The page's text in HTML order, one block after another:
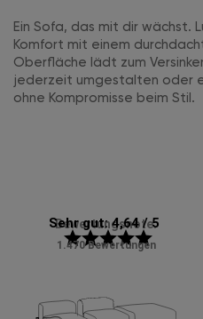
Ein Sofa, das mit dir wächst.
Komfort mit einem
Oberfläche lädt zum
jederzeit umgestalten oder
ohne Kompromisse beim Stil.
Bewertungsnote:
Sehr gut: 4,64 / 5
starstarstarstarstar
1.470 Bewertungen